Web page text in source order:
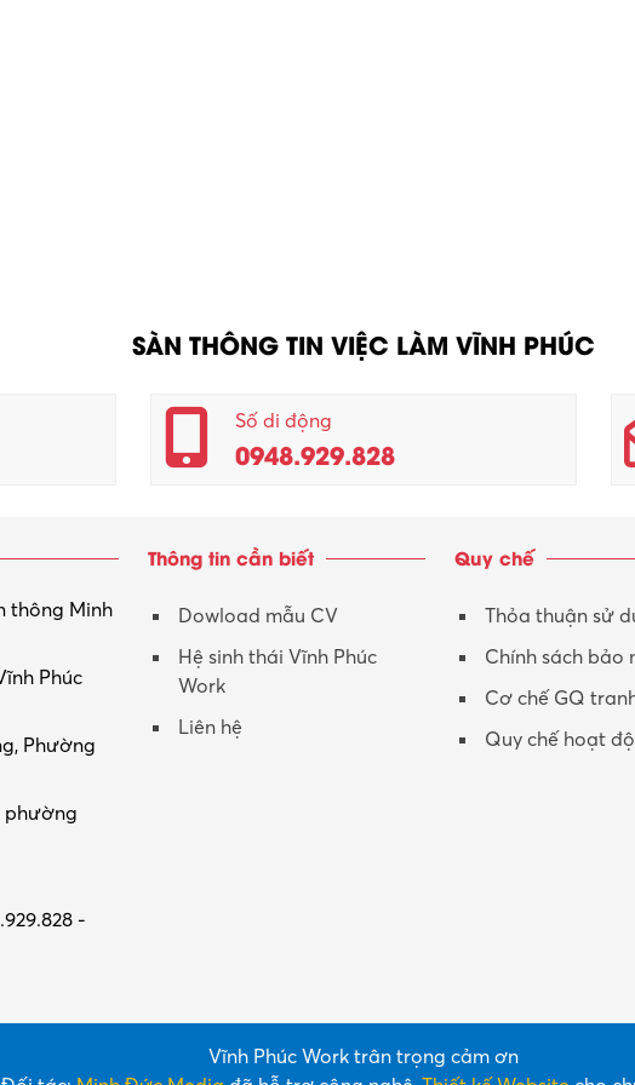
SÀN THÔNG TIN VIỆC LÀM VĨNH PHÚC
Số di động
0948.929.828
thông Minh
Phúc
Phường
phường
-
Thông tin cần biết
Dowload mẫu CV
Hệ sinh thái Vĩnh Phúc
Work
Liên hệ
Quy chế
Thỏa thuận sử
Chính sách bảo
Cơ chế GQ
Quy chế hoạt
Vĩnh Phúc Work trân trọng cảm ơn